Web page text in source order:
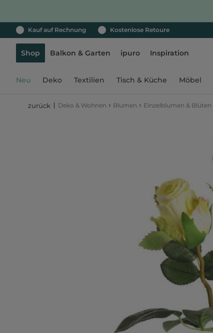
Kauf auf Rechnung Kostenlose Retoure
Shop Balkon & Garten ipuro Inspiration
Neu Deko Textilien Tisch & Küche Möbel
zurück Deko & Wohnen › Blumen › Einzelblumen & Blüten